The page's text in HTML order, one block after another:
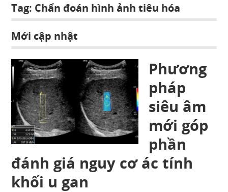
Tag: Chẩn đoán hình ảnh tiêu hóa
Mới cập nhật
Phương
pháp
siêu âm
mới góp
phần
đánh giá nguy cơ ác tính
khối u gan